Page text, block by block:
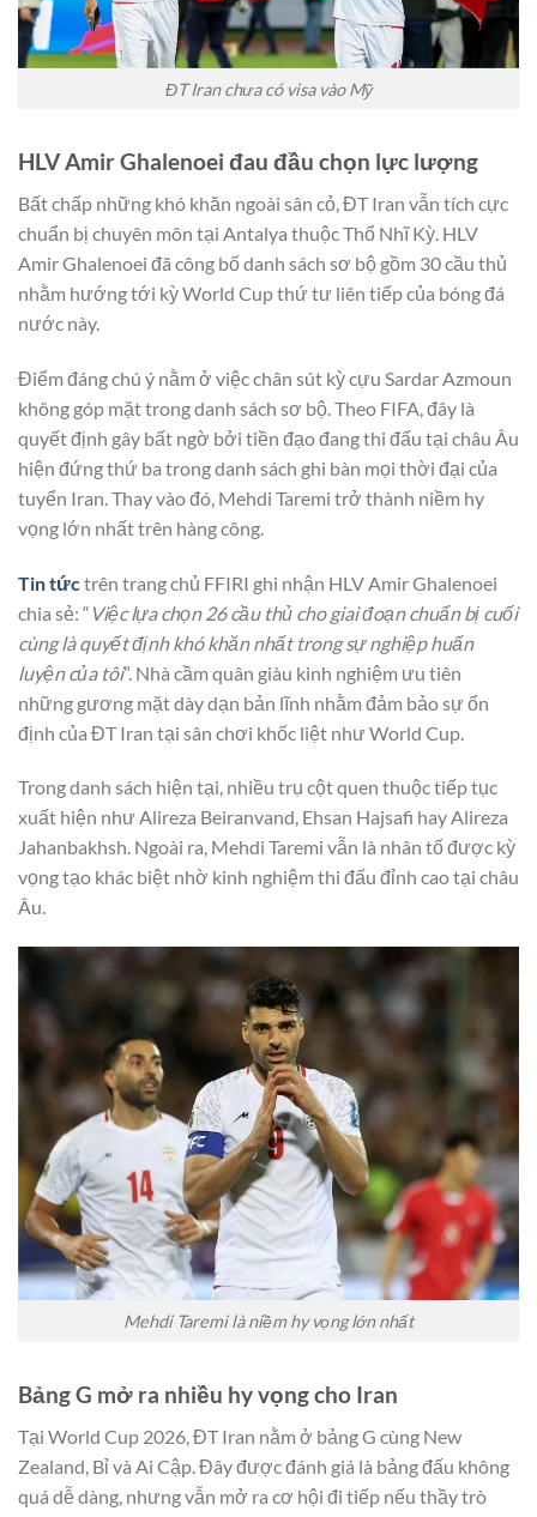
ĐT Iran chưa có visa vào Mỹ
HLV Amir Ghalenoei đau đầu chọn lực lượng
Bất chấp những khó khăn ngoài sân cỏ, ĐT Iran vẫn tích cực
chuẩn bị chuyên môn tại Antalya thuộc Thổ Nhĩ Kỳ. HLV
Amir Ghalenoei đã công bố danh sách sơ bộ gồm 30 cầu thủ
nhằm hướng tới kỳ World Cup thứ tư liên tiếp của bóng đá
nước này.
Điểm đáng chú ý nằm ở việc chân sút kỳ cựu Sardar Azmoun
không góp mặt trong danh sách sơ bộ. Theo FIFA, đây là
quyết định gây bất ngờ bởi tiền đạo đang thi đấu tại châu Âu
hiện đứng thứ ba trong danh sách ghi bàn mọi thời đại của
tuyển Iran. Thay vào đó, Mehdi Taremi trở thành niềm hy
vọng lớn nhất trên hàng công.
Tin tức trên trang chủ FFIRI ghi nhận HLV Amir Ghalenoei
chia sẻ: “ Việc lựa chọn 26 cầu thủ cho giai đoạn chuẩn bị cuối
cùng là quyết định khó khăn nhất trong sự nghiệp huấn
luyện của tôi”. Nhà cầm quân giàu kinh nghiệm ưu tiên
những gương mặt dày dạn bản lĩnh nhằm đảm bảo sự ổn
định của ĐT Iran tại sân chơi khốc liệt như World Cup.
Trong danh sách hiện tại, nhiều trụ cột quen thuộc tiếp tục
xuất hiện như Alireza Beiranvand, Ehsan Hajsafi hay Alireza
Jahanbakhsh. Ngoài ra, Mehdi Taremi vẫn là nhân tố được kỳ
vọng tạo khác biệt nhờ kinh nghiệm thi đấu đỉnh cao tại châu
Âu.
Mehdi Taremi là niềm hy vọng lớn nhất
Bảng G mở ra nhiều hy vọng cho Iran
Tại World Cup 2026, ĐT Iran nằm ở bảng G cùng New
Zealand, Bỉ và Ai Cập. Đây được đánh giá là bảng đấu không
quá dễ dàng, nhưng vẫn mở ra cơ hội đi tiếp nếu thầy trò